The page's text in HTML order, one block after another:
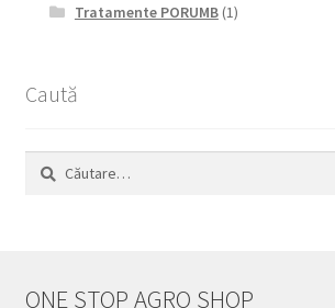
Tratamente PORUMB(1)
Caută
Caută
ONE STOP AGRO SHOP